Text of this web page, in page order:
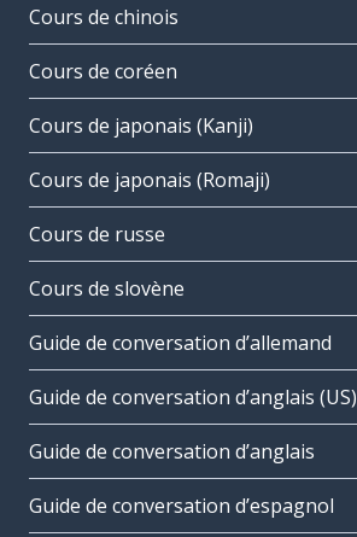
Cours de chinois
Cours de coréen
Cours de japonais (Kanji)
Cours de japonais (Romaji)
Cours de russe
Cours de slovène
Guide de conversation d’allemand
Guide de conversation d’anglais (US)
Guide de conversation d’anglais
Guide de conversation d’espagnol